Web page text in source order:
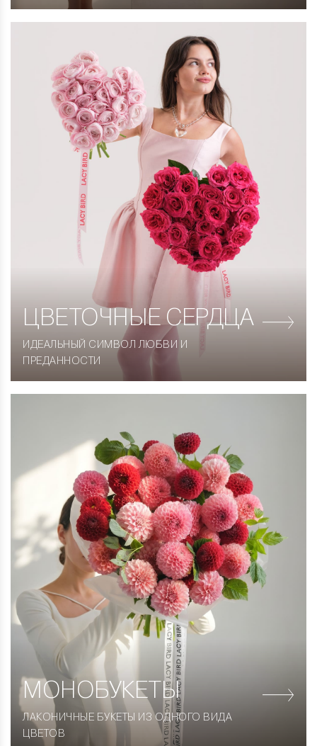
ЦВЕТОЧНЫЕ СЕРДЦА
ИДЕАЛЬНЫЙ СИМВОЛ ЛЮБВИ И
ПРЕДАННОСТИ
МОНОБУКЕТЫ
ЛАКОНИЧНЫЕ БУКЕТЫ ИЗ ОДНОГО ВИДА
ЦВЕТОВ